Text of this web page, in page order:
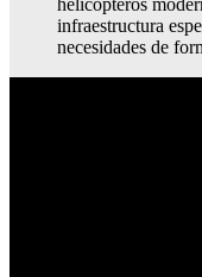
helicópteros
infraestructura
necesidades de